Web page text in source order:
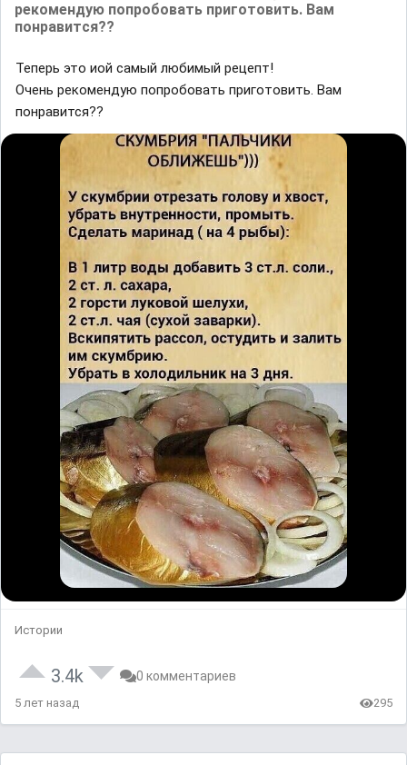
рекомендую попробовать приготовить. Вам
понравится??
Теперь это иой самый любимый рецепт!
Очень рекомендую попробовать приготовить. Вам
понравится??
Истории
3.4k 0 комментариев
5 лет назад 295